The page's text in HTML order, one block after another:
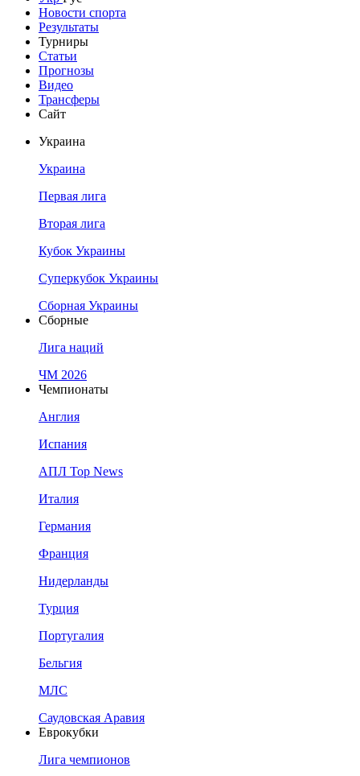
Новости спорта
Результаты
Турниры
Статьи
Прогнозы
Видео
Трансферы
Сайт
Украина
Украина
Первая лига
Вторая лига
Кубок Украины
Суперкубок Украины
Сборная Украины
Сборные
Лига наций
ЧМ 2026
Чемпионаты
Англия
Испания
АПЛ Top News
Италия
Германия
Франция
Нидерланды
Турция
Португалия
Бельгия
МЛС
Саудовская Аравия
Еврокубки
Лига чемпионов